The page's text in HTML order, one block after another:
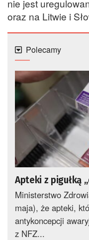
nie jest
oraz na Litwie i
Polecamy
Apteki z pigułką
Ministerstwo
maja), że apteki,
antykoncepcji
z NFZ...